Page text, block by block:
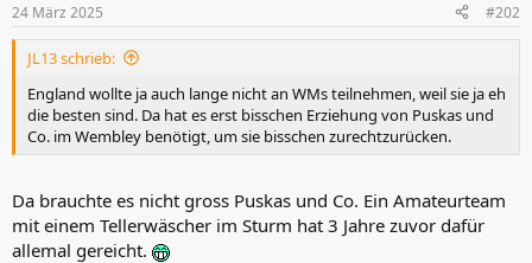
e
n
24 März 2025 #202
JL13 schrieb:
England wollte ja auch lange nicht an WMs teilnehmen, weil sie ja eh
die besten sind. Da hat es erst bisschen Erziehung von Puskas und
Co. im Wembley benötigt, um sie bisschen zurechtzurücken.
Da brauchte es nicht gross Puskas und Co. Ein Amateurteam
mit einem Tellerwäscher im Sturm hat 3 Jahre zuvor dafür
allemal gereicht.